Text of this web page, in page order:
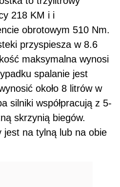
218 KM i i
obrotowym 510 Nm.
przyspiesza w 8.6
maksymalna wynosi
spalanie jest
około 8 litrów w
silniki współpracują z 5-
skrzynią biegów.
jest na tylną lub na obie